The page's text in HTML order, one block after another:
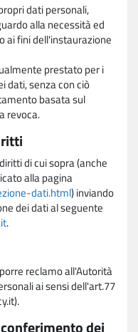
dati personali,
alla necessità ed
fini dell'instaurazione
prestato per i
dati, senza con ciò
basata sul
revoca.
di cui sopra (anche
alla pagina
dati.html) inviando
dei dati al seguente
.
reclamo all'Autorità
ai sensi dell'art.77
dei